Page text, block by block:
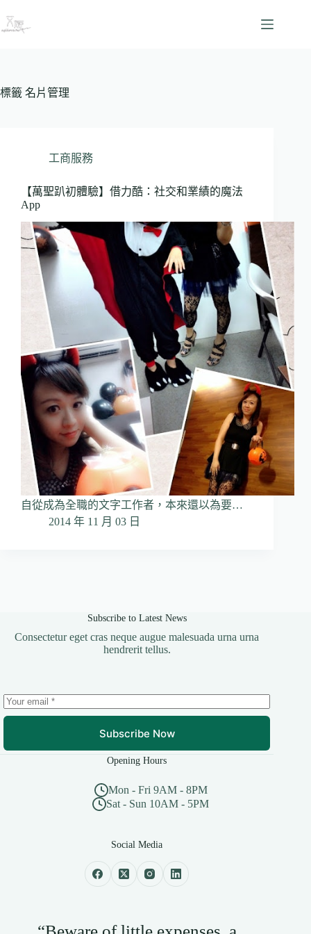
至
容
標籤 名片管理
工商服務
【萬聖趴初體驗】借力酷：社交和業績的魔法
App
自從成為全職的文字工作者，本來還以為要…
2014 年 11 月 03 日
Subscribe to Latest News
Consectetur eget cras neque augue malesuada urna urna
hendrerit tellus.
Subscribe Now
Opening Hours
Mon - Fri 9AM - 8PM
Sat - Sun 10AM - 5PM
Social Media